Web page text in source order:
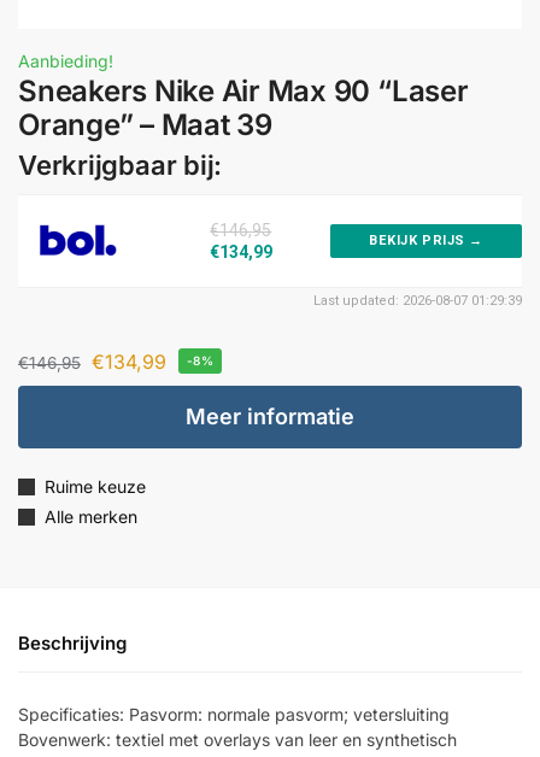
Aanbieding!
Sneakers Nike Air Max 90 “Laser
Orange” – Maat 39
Verkrijgbaar bij:
€146,95
€134,99
BEKIJK PRIJS →
Last updated: 2026-08-07 01:29:39
€146,95 €134,99 -8%
Meer informatie
Ruime keuze
Alle merken
Beschrijving
Specificaties: Pasvorm: normale pasvorm; vetersluiting
Bovenwerk: textiel met overlays van leer en synthetisch